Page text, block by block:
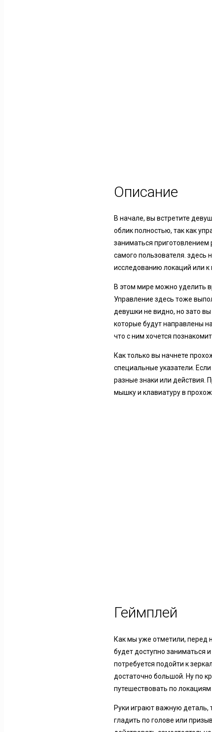
Описание
В начале, вы встретите
облик полностью, так как
заниматься приготовлением
самого пользователя. здесь
исследованию локаций или к
В этом мире можно уделить
Управление здесь тоже
девушки не видно, но зато
которые будут направлены
что с ним хочется
Как только вы начнете
специальные указатели.
разные знаки или действия.
мышку и клавиатуру в
Геймплей
Как мы уже отметили, перед
будет доступно заниматься
потребуется подойти к
достаточно большой. Ну по
путешествовать по
Руки играют важную деталь,
гладить по голове или